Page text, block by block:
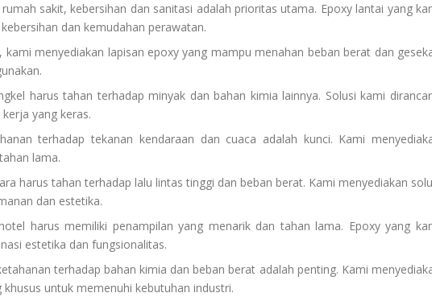
sakit, kebersihan dan sanitasi adalah prioritas utama. Epoxy lantai yang
dan kemudahan perawatan.
kami menyediakan lapisan epoxy yang mampu menahan beban berat dan
harus tahan terhadap minyak dan bahan kimia lainnya. Solusi kami
yang keras.
terhadap tekanan kendaraan dan cuaca adalah kunci. Kami
lama.
harus tahan terhadap lalu lintas tinggi dan beban berat. Kami menyediakan
dan estetika.
harus memiliki penampilan yang menarik dan tahan lama. Epoxy yang
estetika dan fungsionalitas.
terhadap bahan kimia dan beban berat adalah penting. Kami
untuk memenuhi kebutuhan industri.